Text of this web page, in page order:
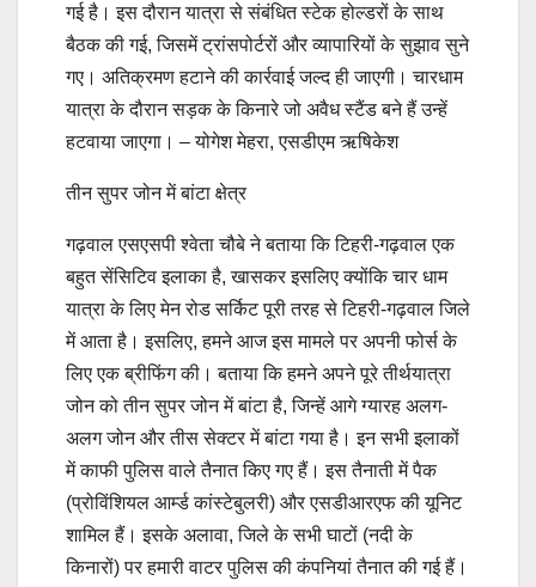
गई है। इस दौरान यात्रा से संबंधित स्टेक होल्डरों के साथ
बैठक की गई, जिसमें ट्रांसपोर्टरों और व्यापारियों के सुझाव सुने
गए। अतिक्रमण हटाने की कार्रवाई जल्द ही जाएगी। चारधाम
यात्रा के दौरान सड़क के किनारे जो अवैध स्टैंड बने हैं उन्हें
हटवाया जाएगा। – योगेश मेहरा, एसडीएम ऋषिकेश
तीन सुपर जोन में बांटा क्षेत्र
गढ़वाल एसएसपी श्वेता चौबे ने बताया कि टिहरी-गढ़वाल एक
बहुत सेंसिटिव इलाका है, खासकर इसलिए क्योंकि चार धाम
यात्रा के लिए मेन रोड सर्किट पूरी तरह से टिहरी-गढ़वाल जिले
में आता है। इसलिए, हमने आज इस मामले पर अपनी फोर्स के
लिए एक ब्रीफिंग की। बताया कि हमने अपने पूरे तीर्थयात्रा
जोन को तीन सुपर जोन में बांटा है, जिन्हें आगे ग्यारह अलग-
अलग जोन और तीस सेक्टर में बांटा गया है। इन सभी इलाकों
में काफी पुलिस वाले तैनात किए गए हैं। इस तैनाती में पैक
(प्रोविंशियल आर्म्ड कांस्टेबुलरी) और एसडीआरएफ की यूनिट
शामिल हैं। इसके अलावा, जिले के सभी घाटों (नदी के
किनारों) पर हमारी वाटर पुलिस की कंपनियां तैनात की गई हैं।